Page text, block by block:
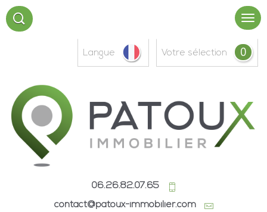
Langue votre sélection 0
06.26.82.07.65
contact@patoux-immobilier.com